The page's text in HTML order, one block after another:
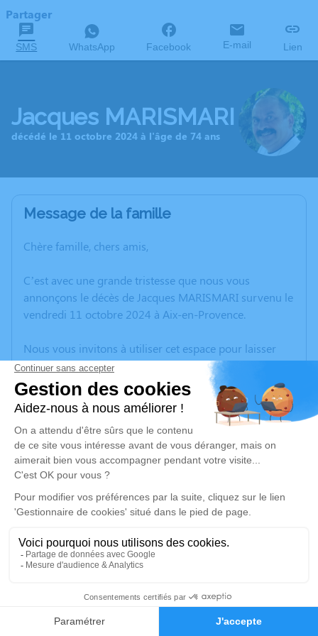
Faire-part Hommages
Partager
SMS WhatsApp Facebook E-mail Lien
Jacques MARISMARI
décédé le 11 octobre 2024 à l'âge de 74 ans
Message de la famille
Chère famille, chers amis,
C’est avec une grande tristesse que nous vous
annonçons le décès de Jacques MARISMARI survenu le
vendredi 11 octobre 2024 à Aix-en-Provence.
Nous vous invitons à utiliser cet espace pour laisser
vos condoléances, partager des photos souvenirs, une
anecdote ou exprimer vos pensées à travers des
poèmes ou des textes. Cet endroit est un lieu
d'expression dédié à honorer la mémoire de Jacques
MARISMARI.
Un service de plantation d’arbre hommage est
disponible ici.
Je rends hommage
Cérémonie religieuse
Église Sainte - Marie de Gardanne
3 Bd Bontemps